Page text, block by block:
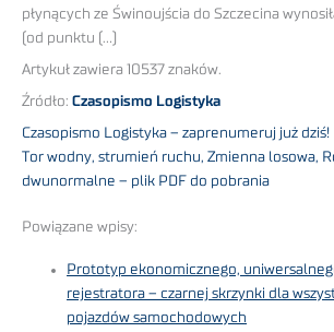
płynących ze Świnoujścia do Szczecina
(od punktu (…)
Artykuł zawiera 10537 znaków.
Źródło: Czasopismo Logistyka
Czasopismo Logistyka – zaprenumeruj już dziś!
Tor wodny, strumień ruchu, Zmienna losowa,
dwunormalne – plik PDF do pobrania
Powiązane wpisy:
Prototyp ekonomicznego,
rejestratora – czarnej skrzynki dla
pojazdów samochodowych